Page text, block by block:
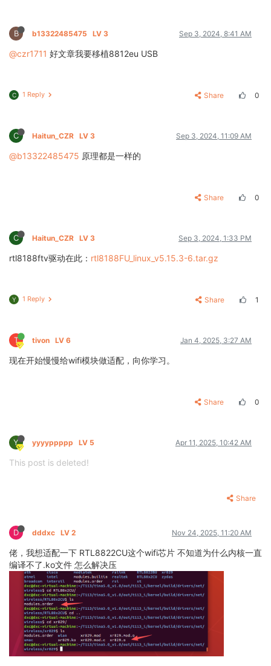
B b13322485475 LV 3 Sep 3, 2024, 8:41 AM
@czr1711 好文章我要移植8812eu USB
C 1 Reply Share 0
C Haitun_CZR LV 3 Sep 3, 2024, 11:09 AM
@b13322485475 原理都是一样的
Share 0
C Haitun_CZR LV 3 Sep 3, 2024, 1:33 PM
rtl8188ftv驱动在此： rtl8188FU_linux_v5.15.3-6.tar.gz
Y 1 Reply Share 1
T tivon LV 6 Jan 4, 2025, 3:27 AM
现在开始慢慢给wifi模块做适配，向你学习。
Share 0
Y yyyyppppp LV 5 Apr 11, 2025, 10:42 AM
This post is deleted!
Share
D dddxc LV 2 Nov 24, 2025, 11:20 AM
佬，我想适配一下 RTL8822CU这个wifi芯片 不知道为什么内核一直
编译不了.ko文件 怎么解决压